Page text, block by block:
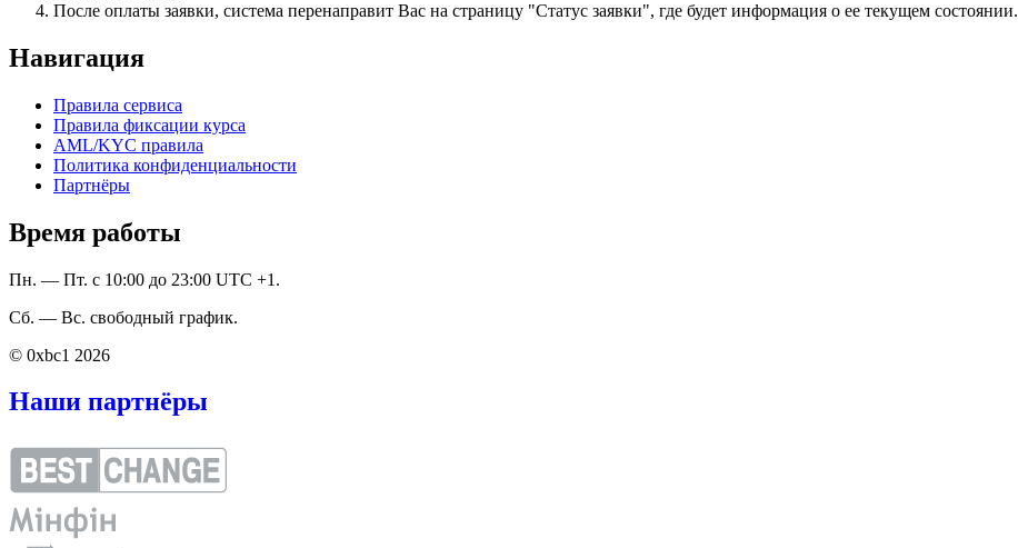
После оплаты заявки, система перенаправит Вас на страницу "Статус заявки", где будет информация о ее текущем состоянии.
Навигация
Правила сервиса
Правила фиксации курса
AML/KYC правила
Политика конфиденциальности
Партнёры
Время работы
Пн. — Пт. с 10:00 до 23:00 UTC +1.
Сб. — Вс. свободный график.
© 0xbc1 2026
Наши партнёры